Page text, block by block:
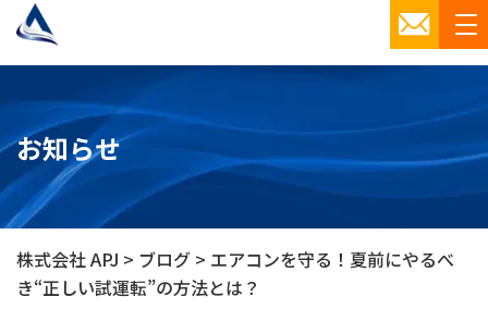
お知らせ
株式会社 APJ > ブログ > エアコンを守る！夏前にやるべ
き“正しい試運転”の方法とは？